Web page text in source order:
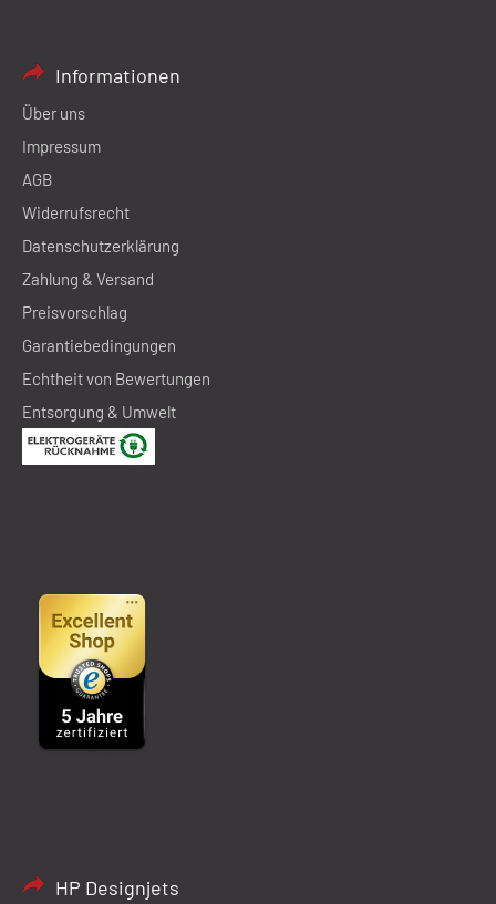
Informationen
Über uns
Impressum
AGB
Widerrufsrecht
Datenschutzerklärung
Zahlung & Versand
Preisvorschlag
Garantiebedingungen
Echtheit von Bewertungen
Entsorgung & Umwelt
HP Designjets